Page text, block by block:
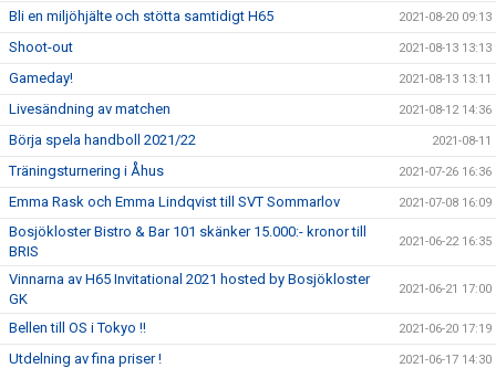
Bli en miljöhjälte och stötta samtidigt H65 2021-08-20 09:13
Shoot-out 2021-08-13 13:13
Gameday! 2021-08-13 13:11
Livesändning av matchen 2021-08-12 14:36
Börja spela handboll 2021/22 2021-08-11
Träningsturnering i Åhus 2021-07-26 16:36
Emma Rask och Emma Lindqvist till SVT Sommarlov 2021-07-08 16:09
Bosjökloster Bistro & Bar 101 skänker 15.000:- kronor till
BRIS
2021-06-22 16:35
Vinnarna av H65 Invitational 2021 hosted by Bosjökloster
GK
2021-06-21 17:00
Bellen till OS i Tokyo !! 2021-06-20 17:19
Utdelning av fina priser ! 2021-06-17 14:30